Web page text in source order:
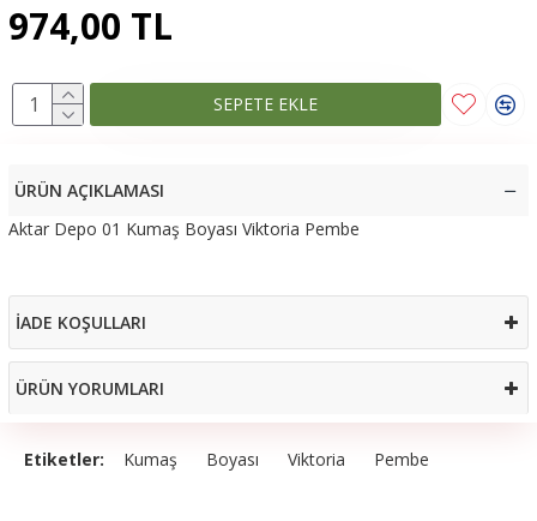
974,00 TL
SEPETE EKLE
ÜRÜN AÇIKLAMASI
Aktar Depo 01 Kumaş Boyası Viktoria Pembe
İADE KOŞULLARI
ÜRÜN YORUMLARI
Etiketler: Kumaş Boyası Viktoria Pembe